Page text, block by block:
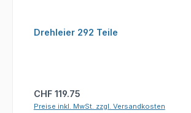
Drehleier 292 Teile
Regulärer Preis:
CHF 119.75
Preise inkl. MwSt. zzgl. Versandkosten